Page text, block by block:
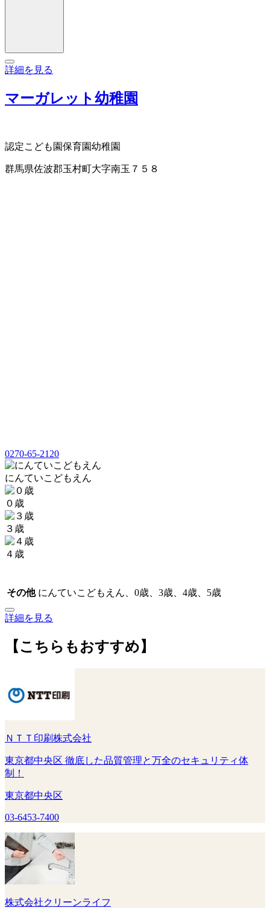
詳細を見る
マーガレット幼稚園
認定こども園保育園幼稚園
群馬県佐波郡玉村町大字南玉７５８
0270-65-2120
にんていこどもえん
０歳
３歳
４歳
その他 にんていこどもえん、0歳、3歳、4歳、5歳
詳細を見る
【こちらもおすすめ】
ＮＴＴ印刷株式会社
東京都中央区 徹底した品質管理と万全のセキュリティ体
制！
東京都中央区
03-6453-7400
株式会社クリーンライフ